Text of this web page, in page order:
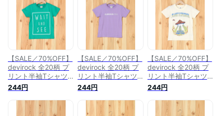
【SALE／70%OFF】
devirock 全20柄 プ
リント半袖Tシャツ
カットソー デビロッ
ク トップス その他
のトップス グリーン
【RBA_E】
244円
【SALE／70%OFF】
devirock 全20柄 プ
リント半袖Tシャツ
カットソー デビロッ
ク トップス カット
ソー・Tシャツ パー
プル【RBA_E】
244円
【SALE／70%OFF】
devirock 全20柄 プ
リント半袖Tシャツ
カットソー デビロッ
ク カットソー キッ
ズカットソー ホワイ
244円